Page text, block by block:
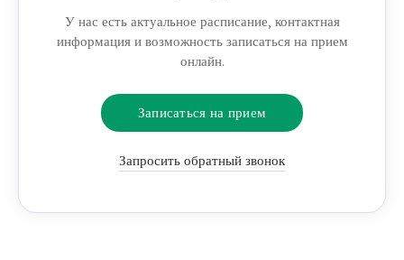
У нас есть актуальное расписание, контактная
информация и возможность записаться на прием
онлайн.
Записаться на прием
Запросить обратный звонок